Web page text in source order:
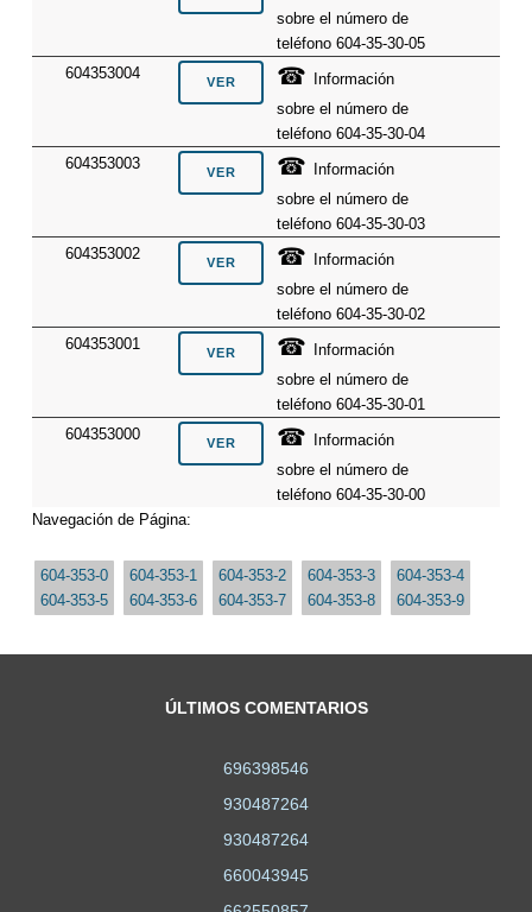
sobre el número de
teléfono 604-35-30-05
604353004
☎ Información
sobre el número de
teléfono 604-35-30-04
604353003
☎ Información
sobre el número de
teléfono 604-35-30-03
604353002
☎ Información
sobre el número de
teléfono 604-35-30-02
604353001
☎ Información
sobre el número de
teléfono 604-35-30-01
604353000
☎ Información
sobre el número de
teléfono 604-35-30-00
Navegación de Página:
604-353-0 604-353-1 604-353-2 604-353-3
604-353-4
604-353-5
604-353-6 604-353-7 604-353-8 604-353-9
ÚLTIMOS COMENTARIOS
696398546
930487264
930487264
660043945